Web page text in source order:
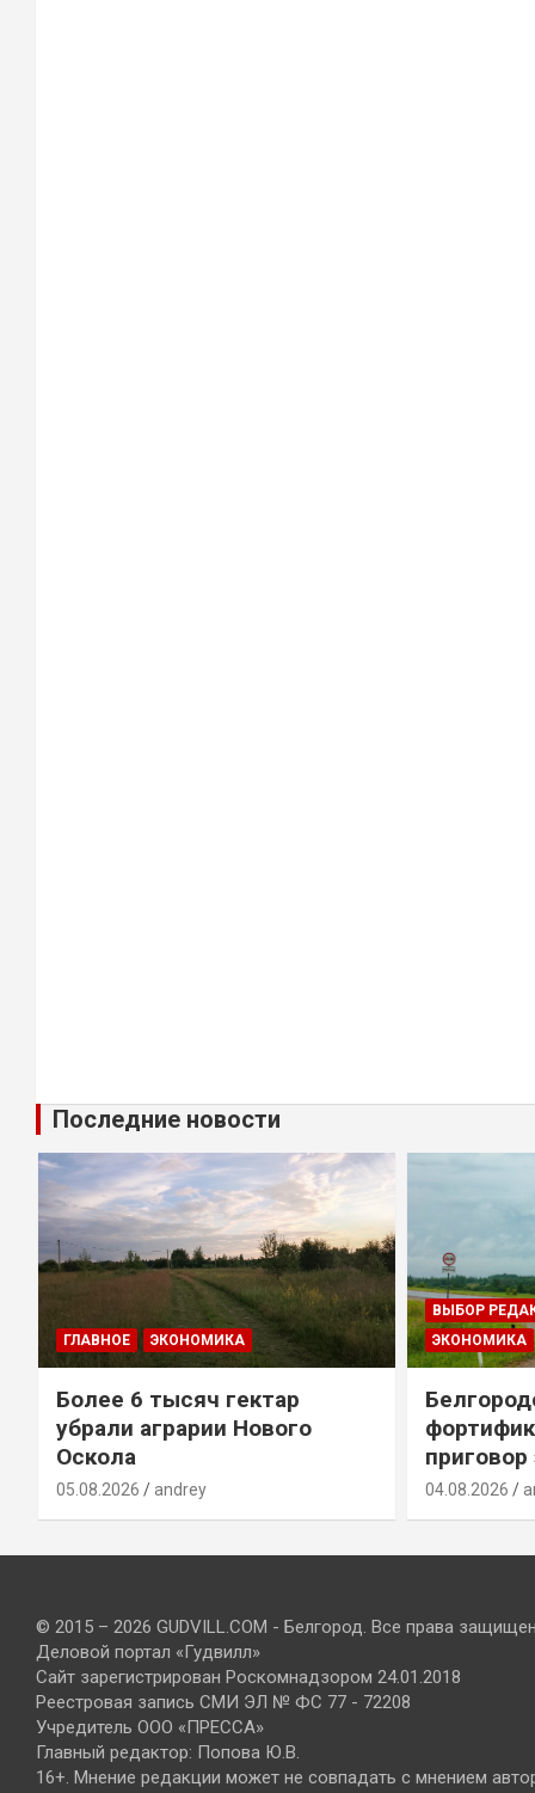
Последние новости
ГЛАВНОЕ ЭКОНОМИКА
Более 6 тысяч гектар
убрали аграрии Нового
Оскола
05.08.2026 andrey
ВЫБОР
ЭКОНОМИКА
04.08.2026
© 2015 – 2026 GUDVILL.COM - Белгород. Все права
Деловой портал «Гудвилл»
Сайт зарегистрирован Роскомнадзором 24.01.2018
Реестровая запись СМИ ЭЛ № ФС 77 - 72208
Учредитель ООО «ПРЕССА»
Главный редактор: Попова Ю.В.
16+. Мнение редакции может не совпадать с мнением